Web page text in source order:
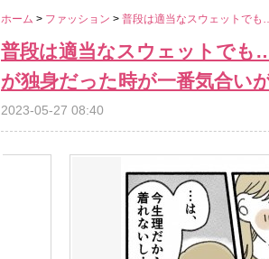
ホーム > ファッション > 普段は適当なスウェットでも
普段は適当なスウェットでも
が独身だった時が一番気合いが
2023-05-27 08:40